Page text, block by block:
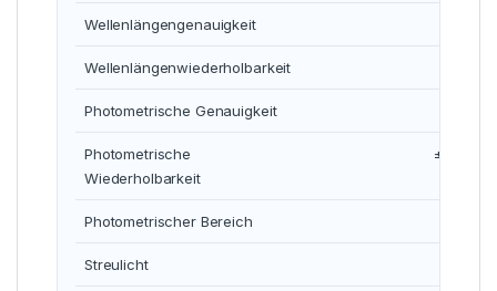
Wellenlängengenauigkeit
Wellenlängenwiederholbarkeit
Photometrische Genauigkeit
Photometrische
Wiederholbarkeit
±0,0002
Photometrischer Bereich
Streulicht